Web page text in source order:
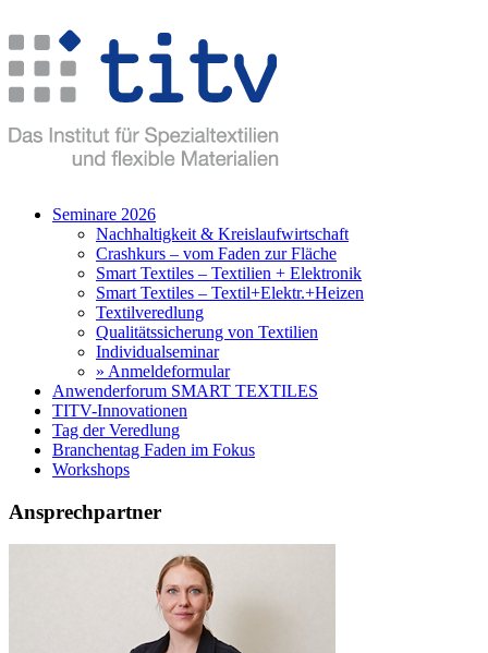
Seminare 2026
Nachhaltigkeit & Kreislaufwirtschaft
Crashkurs – vom Faden zur Fläche
Smart Textiles – Textilien + Elektronik
Smart Textiles – Textil+Elektr.+Heizen
Textilveredlung
Qualitätssicherung von Textilien
Individualseminar
» Anmeldeformular
Anwenderforum SMART TEXTILES
TITV-Innovationen
Tag der Veredlung
Branchentag Faden im Fokus
Workshops
Ansprechpartner